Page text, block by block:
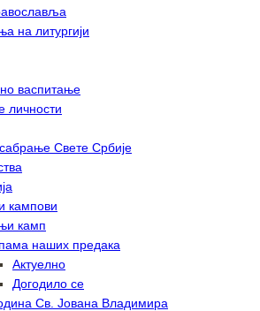
на литургији
васпитање
личности
Свете Србије
кампови
камп
наших предака
Актуелно
Догодило се
Св. Јована Владимира